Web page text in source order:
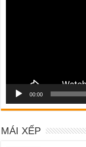
00:00
MÁI XẾP